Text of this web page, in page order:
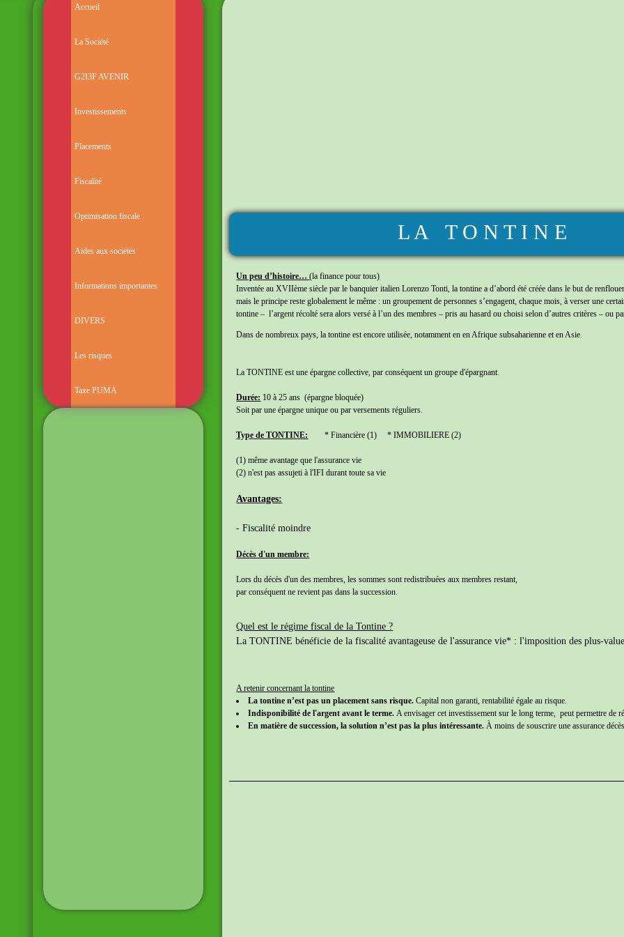
Accueil
La Société
G2I3F AVENIR
Investissements
Placements
Fiscalité
Optimisation fiscale
Aides aux sociétés
Informations importantes
DIVERS
Les risques
Taxe PUMA
L A T O N T I N E
Un peu d’histoire…(la finance pour tous)
Inventée au XVIIème siècle par le banquier italien Lorenzo Tonti, la tontine a d’abord été créée dans le but de
mais le principe reste globalement le même : un groupement de personnes s’engagent, chaque mois, à verser une
tontine – l’argent récolté sera alors versé à l’un des membres – pris au hasard ou choisi selon d’autres critères – ou
Dans de nombreux pays, la tontine est encore utilisée, notamment en en Afrique subsaharienne et en Asie.
La TONTINE est une épargne collective, par conséquent un groupe d'épargnant.
Durée: 10 à 25 ans (épargne bloquée)
Soit par une épargne unique ou par versements réguliers.
Type de TONTINE: * Financière (1) * IMMOBILIERE (2)
(1) même avantage que l'assurance vie
(2) n'est pas assujeti à l'IFI durant toute sa vie
Avantages:
- Fiscalité moindre
Décès d'un membre:
Lors du décès d'un des membres, les sommes sont redistribuées aux membres restant,
par conséquent ne revient pas dans la succession.
Quel est le régime fiscal de la Tontine ?
La TONTINE bénéficie de la fiscalité avantageuse de l'assurance vie* : l'imposition des plus-
A retenir concernant la tontine
La tontine n’est pas un placement sans risque. Capital non garanti, rentabilité égale au risque.
Indisponibilité de l'argent avant le terme.A envisager cet investissement sur le long terme, peut permettre de
En matière de succession, la solution n’est pas la plus intéressante. À moins de souscrire une assurance